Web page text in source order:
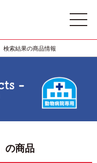
検索結果の商品情報
の商品